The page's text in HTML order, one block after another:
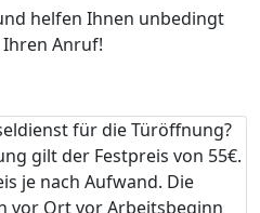
helfen Ihnen unbedingt
Anruf!
für die Türöffnung?
gilt der Festpreis von 55€.
je nach Aufwand. Die
vor Ort vor Arbeitsbeginn